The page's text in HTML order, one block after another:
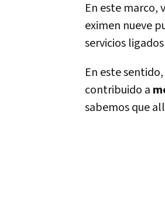
En este marco,
eximen nueve
servicios
En este
contribuido a
sabemos que